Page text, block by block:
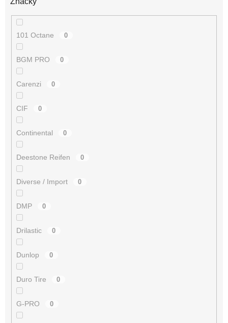
101 Octane 0
BGM PRO 0
Carenzi 0
CIF 0
Continental 0
Deestone Reifen 0
Diverse / Import 0
DMP 0
Drilastic 0
Dunlop 0
Duro Tire 0
G-PRO 0